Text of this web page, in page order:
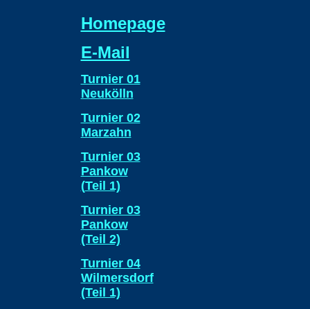
Homepage
E-Mail
Turnier 01
Neukölln
Turnier 02
Marzahn
Turnier 03
Pankow
(Teil 1)
Turnier 03
Pankow
(Teil 2)
Turnier 04
Wilmersdorf
(Teil 1)